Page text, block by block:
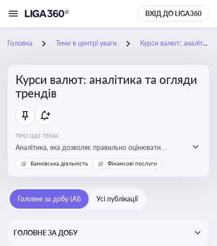
ВХІД ДО LIGA360
Головна Теми в центрі уваги Курси валют: аналітика та огляди трендів
Курси валют: аналітика та огляди
трендів
ПРО ЩО ТЕМА:
Аналітика, яка дозволяє правильно оцінювати
фінансові ризики та планувати витрати. Зміни в
курсах валют можуть вплинути на собівартість
Банківська діяльність Фінансові послуги
Головне за добу (AI) Усі публікації
ГОЛОВНЕ ЗА ДОБУ